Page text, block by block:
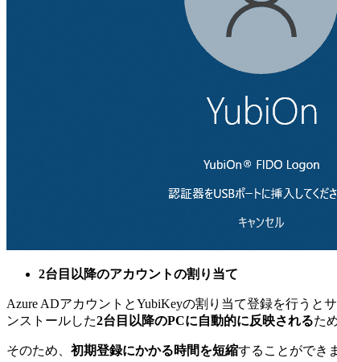
2台目以降のアカウントの割り当て
Azure ADアカウントとYubiKeyの割り当て登録を行う
ンストールした2台目以降のPCに自動的に反映されるた
そのため、 初期登録にかかる時間を短縮することができ